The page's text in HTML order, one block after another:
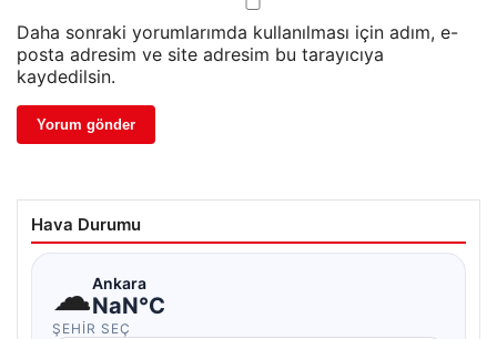
Daha sonraki yorumlarımda kullanılması için adım, e-
posta adresim ve site adresim bu tarayıcıya
kaydedilsin.
Hava Durumu
☁Ankara
NaN°C
ŞEHIR SEÇ